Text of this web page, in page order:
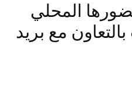
المحلي
مع بريد